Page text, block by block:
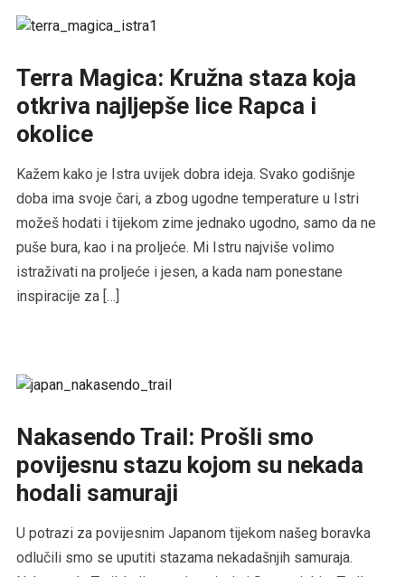
Terra Magica: Kružna staza koja
otkriva najljepše lice Rapca i
okolice
Kažem kako je Istra uvijek dobra ideja. Svako godišnje
doba ima svoje čari, a zbog ugodne temperature u Istri
možeš hodati i tijekom zime jednako ugodno, samo da ne
puše bura, kao i na proljeće. Mi Istru najviše volimo
istraživati na proljeće i jesen, a kada nam ponestane
inspiracije za […]
Nakasendo Trail: Prošli smo
povijesnu stazu kojom su nekada
hodali samuraji
U potrazi za povijesnim Japanom tijekom našeg boravka
odlučili smo se uputiti stazama nekadašnjih samuraja.